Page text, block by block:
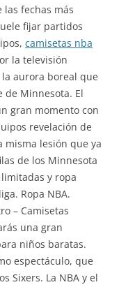
las fechas más
fijar partidos
camisetas nba
la televisión
aurora boreal que
de Minnesota. El
gran momento con
revelación de
misma lesión que ya
de los Minnesota
y ropa
Ropa NBA.
– Camisetas
una gran
niños baratas.
espectáculo, que
Sixers. La NBA y el